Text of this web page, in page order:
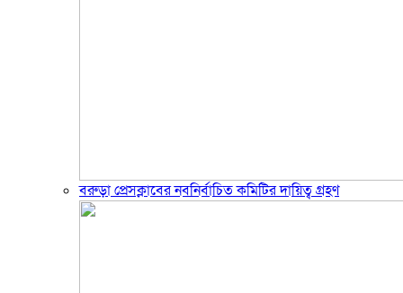
বরুড়া প্রেসক্লাবের নবনির্বাচিত কমিটির দায়িত্ব গ্রহণ